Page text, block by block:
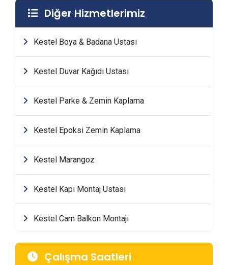
Diğer Hizmetlerimiz
Kestel Boya & Badana Ustası
Kestel Duvar Kağıdı Ustası
Kestel Parke & Zemin Kaplama
Kestel Epoksi Zemin Kaplama
Kestel Marangoz
Kestel Kapı Montaj Ustası
Kestel Cam Balkon Montajı
Çalışma Saatleri